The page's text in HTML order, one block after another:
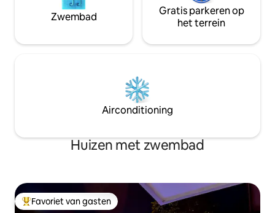
Zwembad
Gratis parkeren op
het terrein
Airconditioning
Huizen met zwembad
Topfavoriet van gasten
Favoriet van gasten